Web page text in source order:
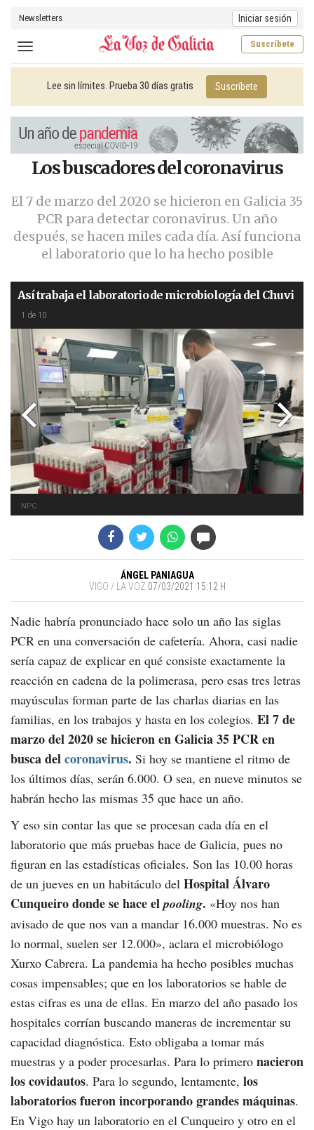
Newsletters Iniciar sesión
Toggle navigation Suscríbete
Lee sin límites. Prueba 30 días gratis Suscríbete
Los buscadores del coronavirus
El 7 de marzo del 2020 se hicieron en Galicia 35
PCR para detectar coronavirus. Un año
después, se hacen miles cada día. Así funciona
el laboratorio que lo ha hecho posible
Así trabaja el laboratorio de microbiología del Chuvi
1 de 10
NPC
ÁNGEL PANIAGUA
VIGO / LA VOZ 07/03/2021 15:12 H
Nadie habría pronunciado hace solo un año las siglas
PCR en una conversación de cafetería. Ahora, casi nadie
sería capaz de explicar en qué consiste exactamente la
reacción en cadena de la polimerasa, pero esas tres letras
mayúsculas forman parte de las charlas diarias en las
familias, en los trabajos y hasta en los colegios. El 7 de
marzo del 2020 se hicieron en Galicia 35 PCR en
busca delcoronavirus. Si hoy se mantiene el ritmo de
los últimos días, serán 6.000. O sea, en nueve minutos se
habrán hecho las mismas 35 que hace un año.
Y eso sin contar las que se procesan cada día en el
laboratorio que más pruebas hace de Galicia, pues no
figuran en las estadísticas oficiales. Son las 10.00 horas
de un jueves en un habitáculo del Hospital Álvaro
Cunqueiro donde se hace elpooling. «Hoy nos han
avisado de que nos van a mandar 16.000 muestras. No es
lo normal, suelen ser 12.000», aclara el microbiólogo
Xurxo Cabrera. La pandemia ha hecho posibles muchas
cosas impensables; que en los laboratorios se hable de
estas cifras es una de ellas. En marzo del año pasado los
hospitales corrían buscando maneras de incrementar su
capacidad diagnóstica. Esto obligaba a tomar más
muestras y a poder procesarlas. Para lo primero nacieron
los covidautos. Para lo segundo, lentamente, los
laboratorios fueron incorporando grandes máquinas.
En Vigo hay un laboratorio en el Cunqueiro y otro en el